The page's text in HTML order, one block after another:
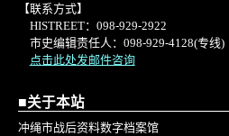
【联系方式】
HISTREET：098-929-2922
市史编辑责任人：098-929-4128(专线)
点击此处发邮件咨询
■关于本站
冲绳市战后资料数字档案馆